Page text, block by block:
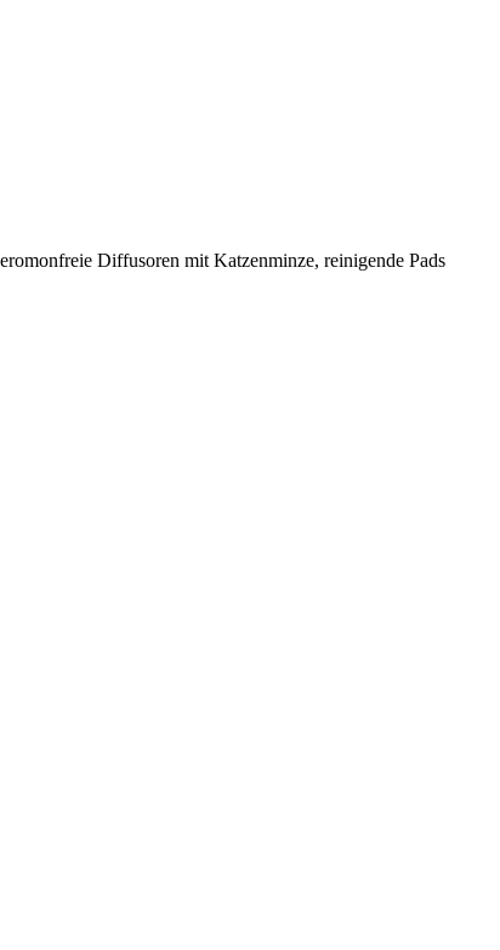
Diffusoren mit Katzenminze, reinigende Pads